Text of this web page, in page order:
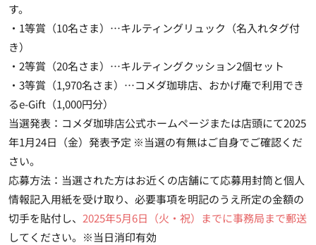
す。
・1等賞（10名さま）…キルティングリュック（名入れタグ付
き）
・2等賞（20名さま）…キルティングクッション2個セット
・3等賞（1,970名さま）…コメダ珈琲店、おかげ庵で利用でき
るe-Gift（1,000円分）
当選発表：コメダ珈琲店公式ホームページまたは店頭にて2025
年1月24日（金）発表予定 ※当選の有無はご自身でご確認くだ
さい。
応募方法：当選された方はお近くの店舗にて応募用封筒と個人
情報記入用紙を受け取り、必要事項を明記のうえ所定の金額の
切手を貼付し、 2025年5月6日（火・祝）までに事務局まで郵送
してください。※当日消印有効